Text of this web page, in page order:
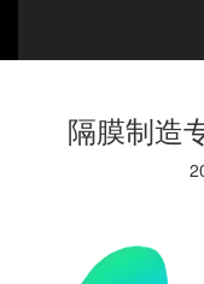
隔膜制造